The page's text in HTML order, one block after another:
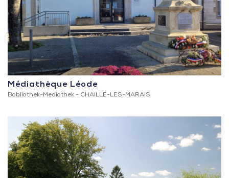
Médiathèque Léode
Bobliothek-Mediothek - CHAILLE-LES-MARAIS